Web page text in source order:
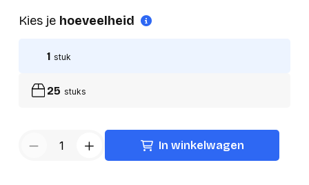
Kies je hoeveelheid
1 stuk
25 stuks
In winkelwagen